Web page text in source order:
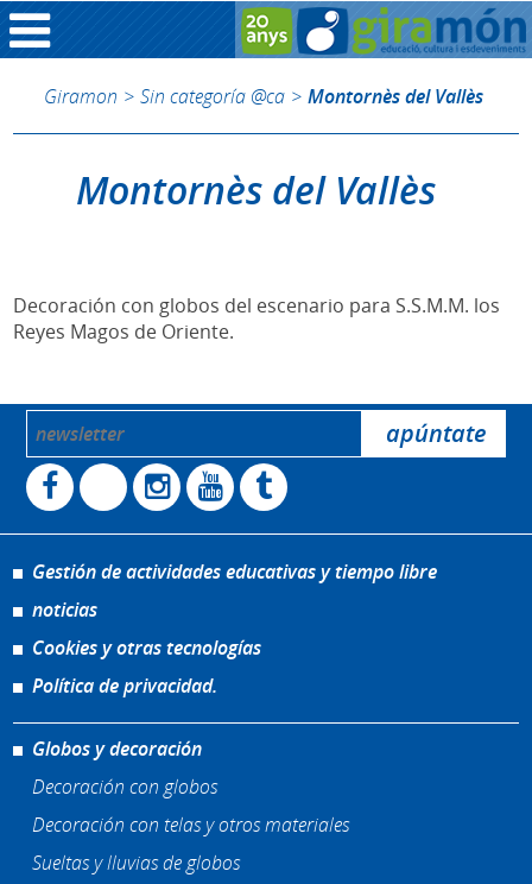
Giramon > Sin categoría @ca > Montornès del Vallès
Montornès del Vallès
Decoración con globos del escenario para S.S.M.M. los
Reyes Magos de Oriente.
Gestión de actividades educativas y tiempo libre
noticias
Cookies y otras tecnologías
Política de privacidad.
Globos y decoración
Decoración con globos
Decoración con telas y otros materiales
Sueltas y lluvias de globos